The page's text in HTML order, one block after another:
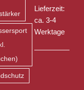
Lieferzeit:
ca. 3-4
Werktage